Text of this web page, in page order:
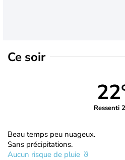
Ce soir
Ressenti
Beau temps peu nuageux.
Sans précipitations.
Aucun risque de pluie